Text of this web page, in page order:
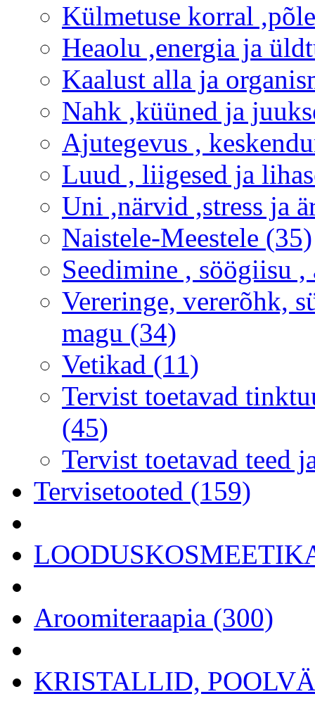
Külmetuse korral
Heaolu ,energia ja
Kaalust alla ja
Nahk ,küüned ja
Ajutegevus ,
Luud , liigesed ja
Uni ,närvid ,stress ja
Naistele-Meestele (35)
Seedimine , söögiisu
Vereringe, vererõhk,
magu (34)
Vetikad (11)
Tervist toetavad
(45)
Tervist toetavad teed
Tervisetooted (159)
Aroomiteraapia (300)
KRISTALLID,